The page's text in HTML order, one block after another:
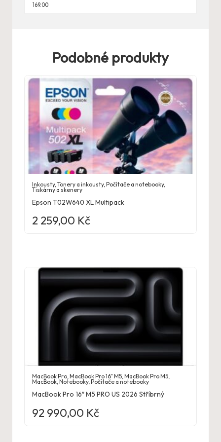
169.00
Podobné produkty
Inkousty,Tonery a inkousty,Počítače a notebooky,
Tiskárny a skenery
Epson T02W640 XL Multipack
2 259,00 Kč
MacBook Pro ,MacBook Pro 16" M5 ,MacBook Pro M5
MacBook ,Notebooky,Počítače a notebooky
MacBook Pro 16″ M5 PRO US 2026 Stříbrný
92 990,00 Kč